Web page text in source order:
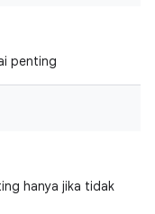
penting
hanya jika tidak